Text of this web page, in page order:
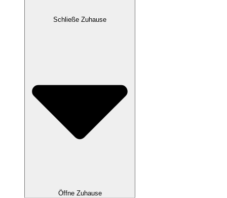
Schließe Zuhause
Öffne Zuhause